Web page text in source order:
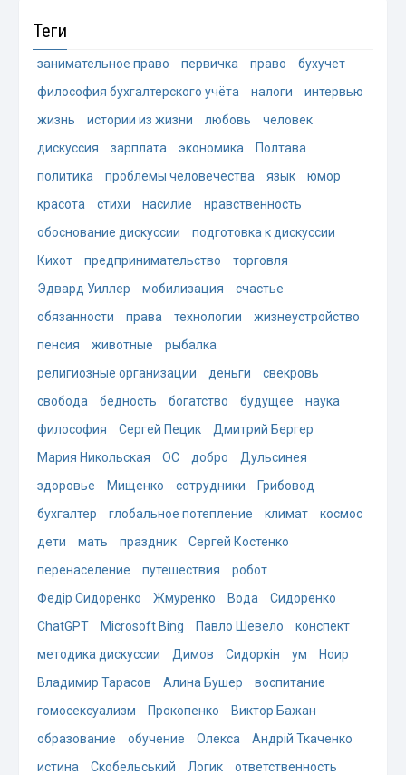
Теги
занимательное право первичка право
бухучет
философия бухгалтерского учёта
налоги
интервью
жизнь
истории из жизни любовь
человек
дискуссия
зарплата экономика
Полтава
политика
проблемы человечества язык
юмор
красота
стихи насилие
нравственность
обоснование дискуссии
подготовка к дискуссии
Кихот
предпринимательство
торговля
Эдвард Уиллер
мобилизация
счастье
обязанности
права технологии
жизнеустройство
пенсия
животные
рыбалка
религиозные организации
деньги
свекровь
свобода
бедность богатство будущее
наука
философия
Сергей Пецик
Дмитрий Бергер
Мария Никольская
ОС добро
Дульсинея
здоровье
Мищенко сотрудники
Грибовод
бухгалтер
глобальное потепление климат
космос
дети
мать праздник
Сергей Костенко
перенаселение
путешествия
робот
Федір Сидоренко
Жмуренко Вода
Сидоренко
ChatGPT
Microsoft Bing Павло Шевело
конспект
методика дискуссии
Димов Сидоркін ум
Ноир
Владимир Тарасов
Алина Бушер
воспитание
гомосексуализм
Прокопенко
Виктор Бажан
образование
обучение Олекса
Андрій Ткаченко
истина
Скобельський Логик
ответственность